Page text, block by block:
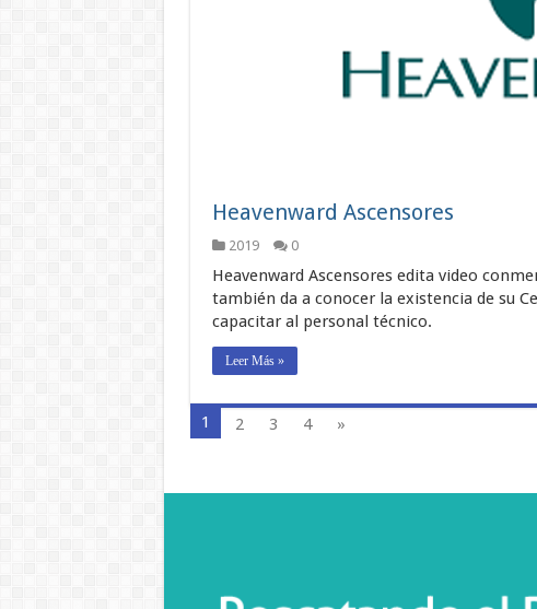
Heavenward Ascensores
2019 0
Heavenward Ascensores edita video
también da a conocer la existencia de su
capacitar al personal técnico.
Leer Más »
1 2 3 4 »